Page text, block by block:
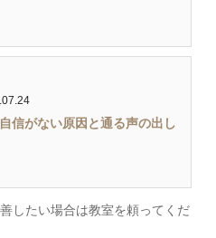
信がない原因と通る声の出し
したい場合は教室を頼ってくだ